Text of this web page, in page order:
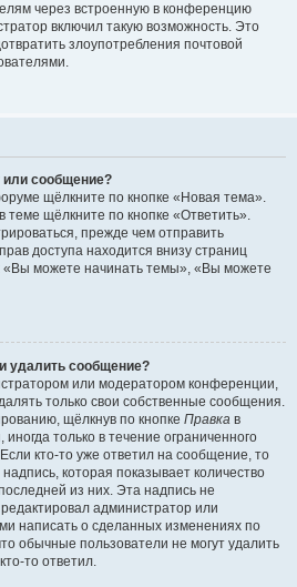
через встроенную в конференцию
включил такую возможность. Это
злоупотребления почтовой
или сообщение?
щёлкните по кнопке «Новая тема».
щёлкните по кнопке «Ответить».
прежде чем отправить
доступа находится внизу страниц
можете начинать темы», «Вы можете
удалить сообщение?
или модератором конференции,
только свои собственные сообщения.
щёлкнув по кнопке Правка в
только в течение ограниченного
кто-то уже ответил на сообщение, то
которая показывает количество
из них. Эта надпись не
администратор или
написать о сделанных изменениях по
обычные пользователи не могут удалить
то ответил.